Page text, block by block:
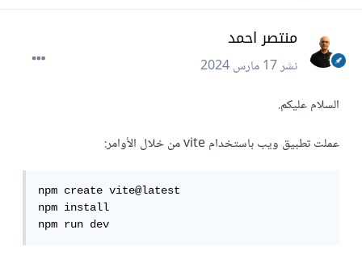
منتصر احمد
نشر17 مارس 2024
السلام عليكم.
عملت تطبيق ويب باستخدام vite من خلال الأوامر:
npm create vite@latest
npm install
npm run dev